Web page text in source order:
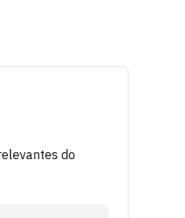
do